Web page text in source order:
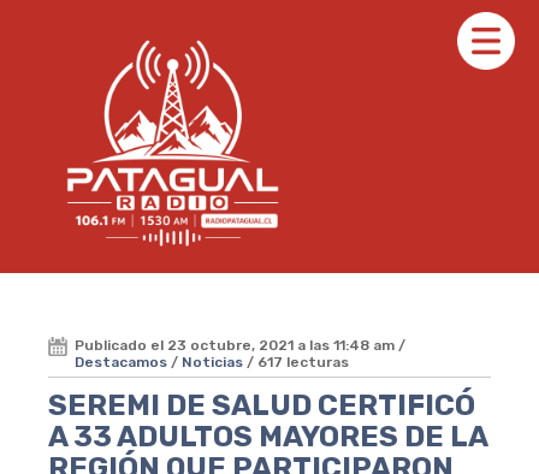
Publicado el 23 octubre, 2021 a las 11:48 am /
Destacamos / Noticias / 617 lecturas
SEREMI DE SALUD CERTIFICÓ
A 33 ADULTOS MAYORES DE LA